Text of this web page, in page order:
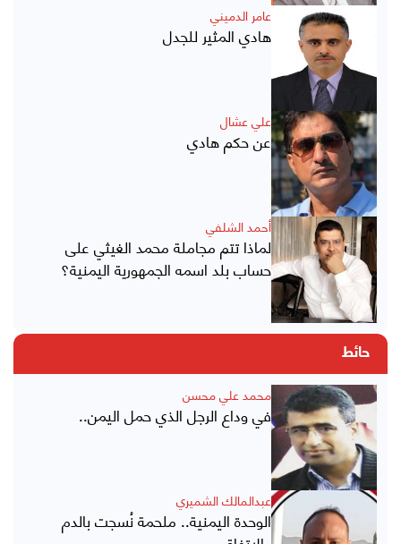
عامر الدميني
هادي المثير للجدل
علي عشال
عن حكم هادي
أحمد الشلفي
لماذا تتم مجاملة محمد الغيثي على
حساب بلد اسمه الجمهورية اليمنية؟
حائط
محمد علي محسن
في وداع الرجل الذي حمل اليمن..
عبدالمالك الشميري
الوحدة اليمنية.. ملحمة نُسجت بالدم